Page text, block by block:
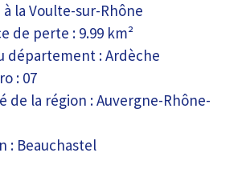
à la Voulte-sur-Rhône
de perte : 9.99 km²
département : Ardèche
: 07
de la région : Auvergne-Rhône-
: Beauchastel